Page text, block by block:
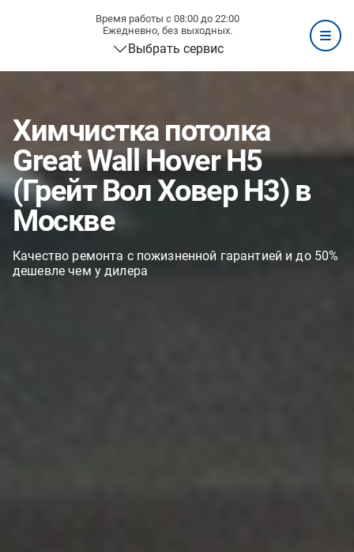
Время работы с 08:00 до 22:00
Ежедневно, без выходных.
Выбрать сервис
Химчистка потолка
Great Wall Hover H5
(Грейт Вол Ховер H3) в
Москве
Качество ремонта с пожизненной гарантией и до 50%
дешевле чем у дилера